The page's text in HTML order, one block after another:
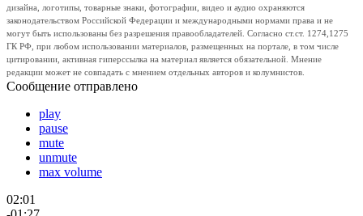
дизайна, логотипы, товарные знаки, фотографии, видео и аудио охраняются
законодательством Российской Федерации и международными нормами права и не
могут быть использованы без разрешения правообладателей. Согласно ст.ст. 1274,1275
ГК РФ, при любом использовании материалов, размещенных на портале, в том числе
цитировании, активная гиперссылка на материал является обязательной. Мнение
редакции может не совпадать с мнением отдельных авторов и колумнистов.
Сообщение отправлено
play
pause
mute
unmute
max volume
02:01